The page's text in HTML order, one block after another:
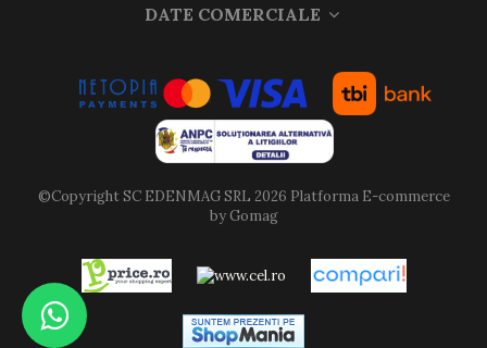
DATE COMERCIALE
©Copyright SC EDENMAG SRL 2026 Platforma E-commerce
by Gomag